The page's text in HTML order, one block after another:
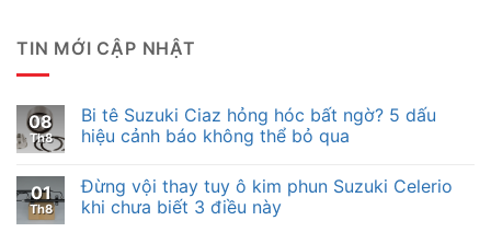
TIN MỚI CẬP NHẬT
08
Th8
Bi tê Suzuki Ciaz hỏng hóc bất ngờ? 5 dấu
hiệu cảnh báo không thể bỏ qua
01
Th8
Đừng vội thay tuy ô kim phun Suzuki Celerio
khi chưa biết 3 điều này